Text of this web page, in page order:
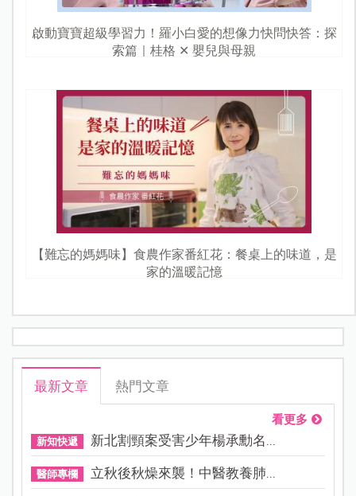
啟動寶寶超級學習力！羅小白愛的想像力快問快答：探
索篇｜桂格 ✕ 嬰兒與母親
【難忘的媽媽味】食農作家番紅花：餐桌上的味道，是
家的溫暖記憶
最新文章 熱門文章
看更多
新知快遞 新北割頸案受害少年楊承勳名...
醫師專欄 立秋後秋燥來襲！中醫教養肺...